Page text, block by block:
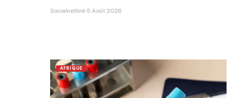
Socialnetlink·5 Août 2026
AFRIQUE